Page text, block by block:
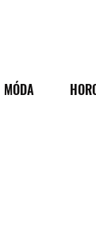
MÓDA